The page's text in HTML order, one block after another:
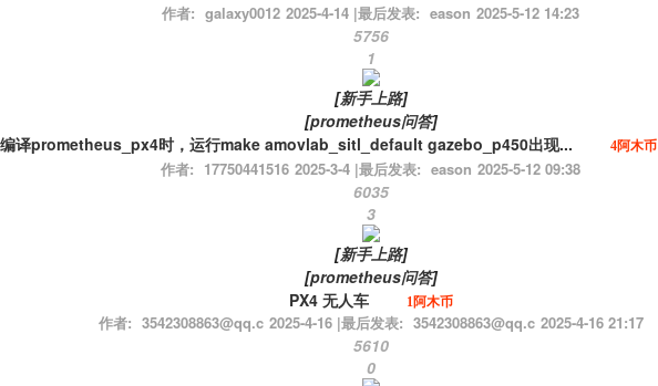
作者: galaxy0012 2025-4-14 |最后发表: eason 2025-5-12 14:23
5756
1
[新手上路]
[prometheus问答]
编译prometheus_px4时，运行make amovlab_sitl_default gazebo_p450出现...
4阿木币
作者: 17750441516 2025-3-4 |最后发表: eason 2025-5-12 09:38
6035
3
[新手上路]
[prometheus问答]
PX4 无人车
1阿木币
作者: 3542308863@qq.c 2025-4-16 |最后发表: 3542308863@qq.c 2025-4-16 21:17
5610
0